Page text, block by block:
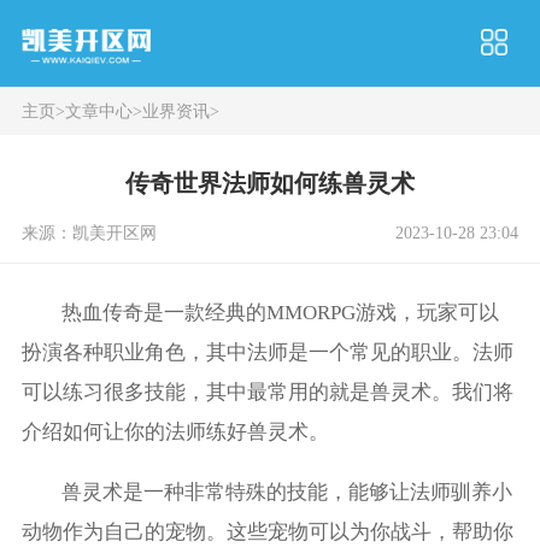
主页>文章中心>业界资讯>
传奇世界法师如何练兽灵术
来源：凯美开区网 2023-10-28 23:04
热血传奇是一款经典的MMORPG游戏，玩家可以
扮演各种职业角色，其中法师是一个常见的职业。法师
可以练习很多技能，其中最常用的就是兽灵术。我们将
介绍如何让你的法师练好兽灵术。
兽灵术是一种非常特殊的技能，能够让法师驯养小
动物作为自己的宠物。这些宠物可以为你战斗，帮助你